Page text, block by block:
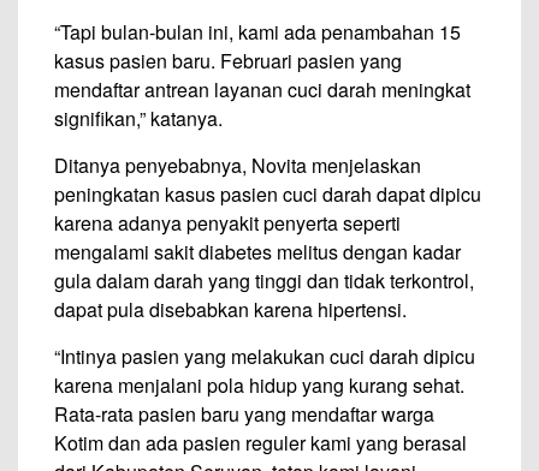
“Tapi bulan-bulan ini, kami ada penambahan 15
kasus pasien baru. Februari pasien yang
mendaftar antrean layanan cuci darah meningkat
signifikan,” katanya.
Ditanya penyebabnya, Novita menjelaskan
peningkatan kasus pasien cuci darah dapat dipicu
karena adanya penyakit penyerta seperti
mengalami sakit diabetes melitus dengan kadar
gula dalam darah yang tinggi dan tidak terkontrol,
dapat pula disebabkan karena hipertensi.
“Intinya pasien yang melakukan cuci darah dipicu
karena menjalani pola hidup yang kurang sehat.
Rata-rata pasien baru yang mendaftar warga
Kotim dan ada pasien reguler kami yang berasal